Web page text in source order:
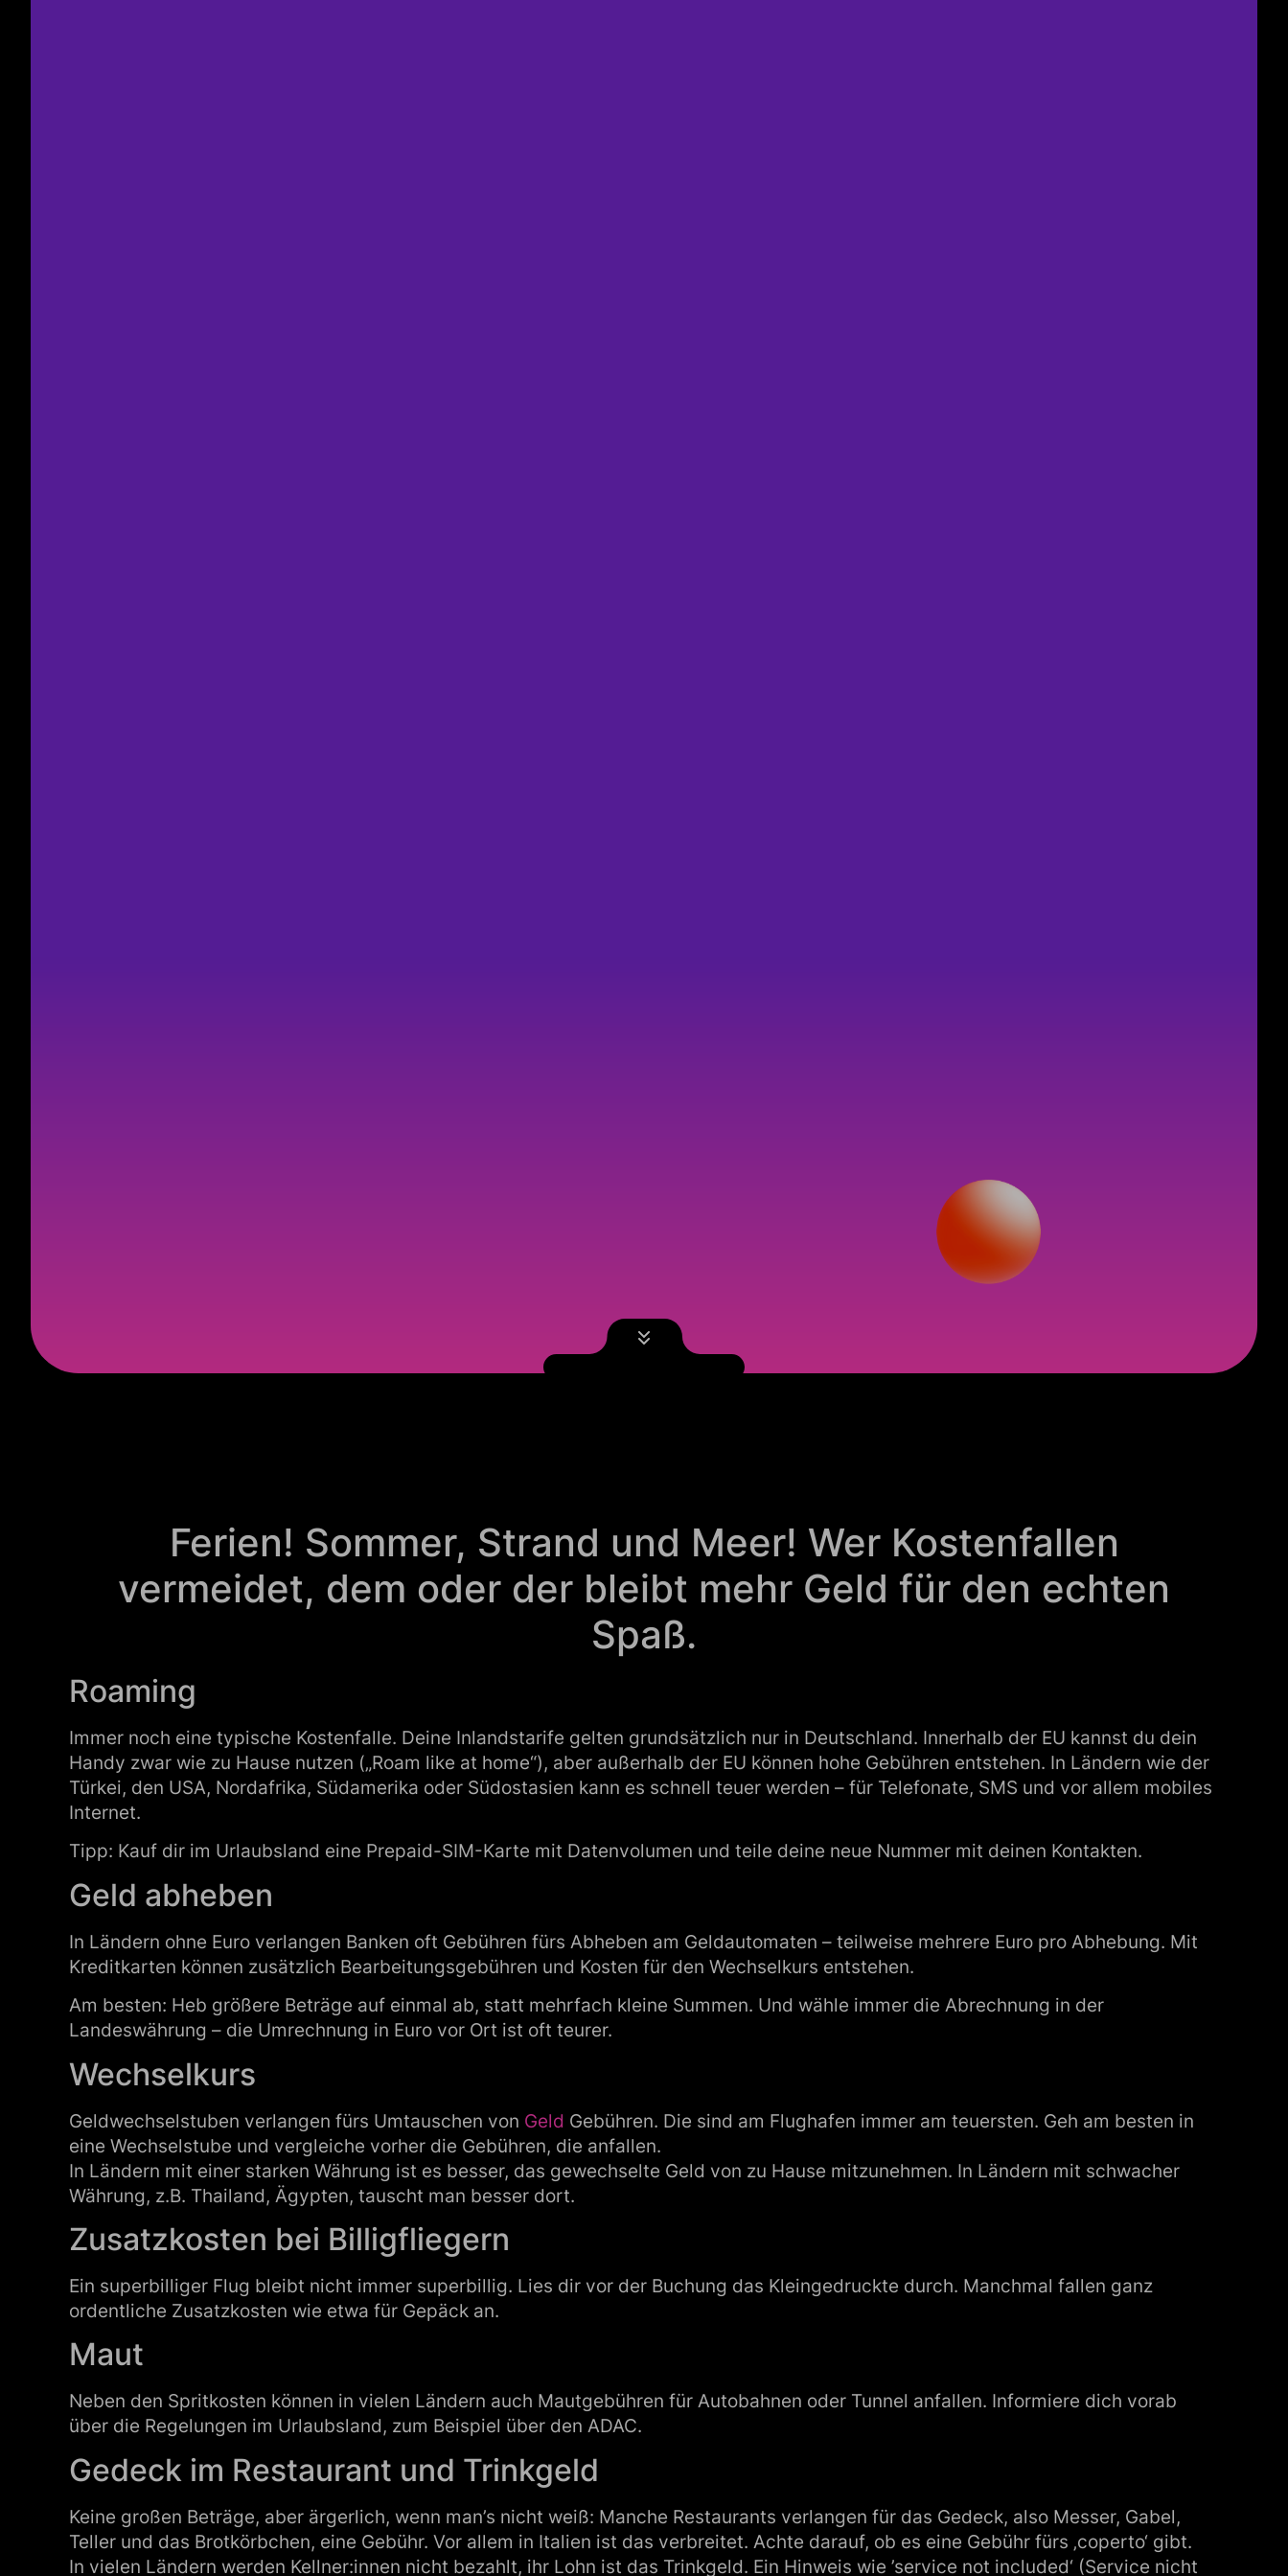
Ferien! Sommer, Strand und Meer! Wer Kostenfallen
vermeidet, dem oder der bleibt mehr Geld für den echten
Spaß.
Roaming
Immer noch eine typische Kostenfalle. Deine Inlandstarife gelten grundsätzlich nur in Deutschland. Innerhalb der EU kannst du dein
Handy zwar wie zu Hause nutzen („Roam like at home“), aber außerhalb der EU können hohe Gebühren entstehen. In Ländern wie der
Türkei, den USA, Nordafrika, Südamerika oder Südostasien kann es schnell teuer werden – für Telefonate, SMS und vor allem mobiles
Internet.
Tipp: Kauf dir im Urlaubsland eine Prepaid-SIM-Karte mit Datenvolumen und teile deine neue Nummer mit deinen Kontakten.
Geld abheben
In Ländern ohne Euro verlangen Banken oft Gebühren fürs Abheben am Geldautomaten – teilweise mehrere Euro pro Abhebung. Mit
Kreditkarten können zusätzlich Bearbeitungsgebühren und Kosten für den Wechselkurs entstehen.
Am besten: Heb größere Beträge auf einmal ab, statt mehrfach kleine Summen. Und wähle immer die Abrechnung in der
Landeswährung – die Umrechnung in Euro vor Ort ist oft teurer.
Wechselkurs
Geldwechselstuben verlangen fürs Umtauschen von Geld Gebühren. Die sind am Flughafen immer am teuersten. Geh am besten in
eine Wechselstube und vergleiche vorher die Gebühren, die anfallen.
In Ländern mit einer starken Währung ist es besser, das gewechselte Geld von zu Hause mitzunehmen. In Ländern mit schwacher
Währung, z.B. Thailand, Ägypten, tauscht man besser dort.
Zusatzkosten bei Billigfliegern
Ein superbilliger Flug bleibt nicht immer superbillig. Lies dir vor der Buchung das Kleingedruckte durch. Manchmal fallen ganz
ordentliche Zusatzkosten wie etwa für Gepäck an.
Maut
Neben den Spritkosten können in vielen Ländern auch Mautgebühren für Autobahnen oder Tunnel anfallen. Informiere dich vorab
über die Regelungen im Urlaubsland, zum Beispiel über den ADAC.
Gedeck im Restaurant und Trinkgeld
Keine großen Beträge, aber ärgerlich, wenn man’s nicht weiß: Manche Restaurants verlangen für das Gedeck, also Messer, Gabel,
Teller und das Brotkörbchen, eine Gebühr. Vor allem in Italien ist das verbreitet. Achte darauf, ob es eine Gebühr fürs ‚coperto‘ gibt.
In vielen Ländern werden Kellner:innen nicht bezahlt, ihr Lohn ist das Trinkgeld. Ein Hinweis wie ’service not included‘ (Service nicht